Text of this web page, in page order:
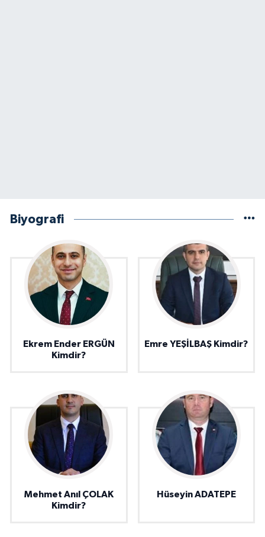
Biyografi
Ekrem Ender ERGÜN
Kimdir?
Emre YEŞİLBAŞ Kimdir?
Mehmet Anıl ÇOLAK
Kimdir?
Hüseyin ADATEPE